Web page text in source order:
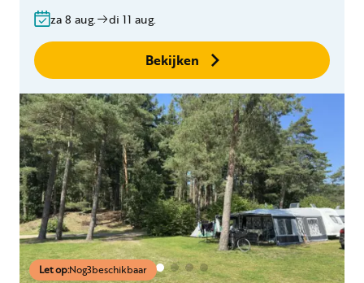
za 8 aug. di 11 aug.
Bekijken
Let op:Nog3beschikbaar